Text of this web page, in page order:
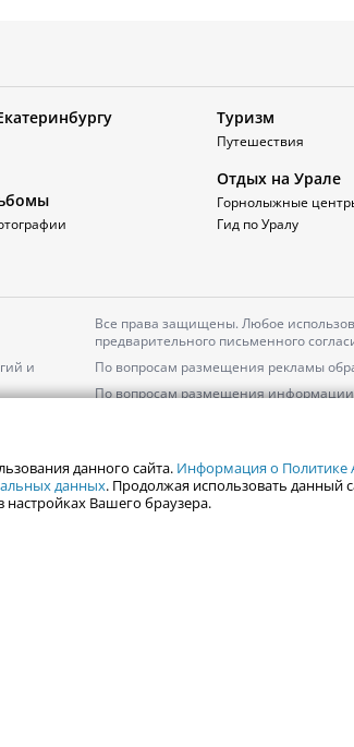
Туризм
Путешествия
Отдых на Урале
Горнолыжные
Гид по Уралу
и
Все права защищены. Любое
предварительного письменного
По вопросам размещения рекламы
По вопросам размещения
данного сайта. Информация о Политике
данных. Продолжая использовать данный
Вашего браузера.